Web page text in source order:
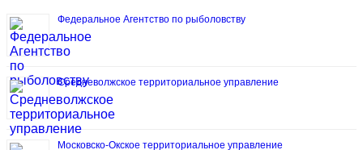
Федеральное Агентство по рыболовству
Средневолжское территориальное управление
Московско-Окское территориальное управление